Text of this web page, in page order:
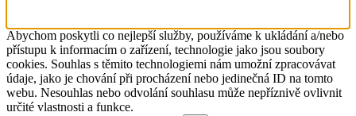
Abychom poskytli co nejlepší služby, používáme k ukládání a/nebo
přístupu k informacím o zařízení, technologie jako jsou soubory
cookies. Souhlas s těmito technologiemi nám umožní zpracovávat
údaje, jako je chování při procházení nebo jedinečná ID na tomto
webu. Nesouhlas nebo odvolání souhlasu může nepříznivě ovlivnit
určité vlastnosti a funkce.